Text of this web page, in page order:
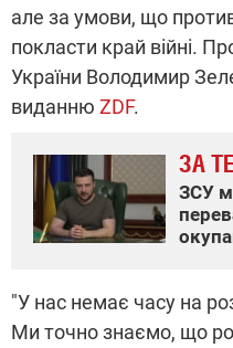
але за умови, що
покласти край війні.
України Володимир
виданню ZDF.
ЗА
ЗСУ
"У нас немає часу на
Ми точно знаємо, що